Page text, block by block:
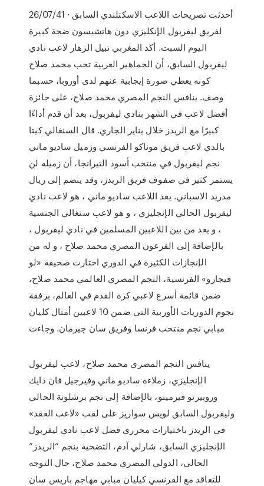
26/07/41 · أحدثت تصريحات اللاعب الاسكتلندي السابق
لفريق ليفربول الإنكليزي دون هاتشيسون ضجة كبيرة
اليوم السبت. أكد المغربي نبيل الزهار لاعب نادي
ليفربول السابق، أن الجماهير العربية تحب محمد صلاح
كونه يعطي صورة إيجابية عنهم لدى أوروبا، حسبما
وصف. ينافس النجم المصري محمد صلاح، على جائزة
أفضل لاعب في الشهر بنادي ليفربول، بعد أن قدم أداءًا
كبيرًا مع الريدز خلال يناير الجاري. قال السنغالي كيتا
بالدي لاعب فريق موناكو الفرنسي وزميل ساديو ماني
نجم ليفربول في منتخب أسود التيرانجا، أن زميله لن
يستمر كثير في صفوف فريق الريدز، وقد ينضم إلى ريال
مدريد الاسباني. يعد اللاعب ساديو ماني ، هو لاعب نادي
ليفربول الحالي الإنجليزي ، و هو لاعب سنغالي الجنسية
، و يعد من بين اللاعبين المسلمين في نادي ليفربول ،
بالإضافة إلى الفرعون المصري محمد صلاح ، و له من
الإنجازات الكثيرة في الدوري اختارت صحيفة «لو
فيجارو» الفرنسية، النجم المصري العالمي محمد صلاح،
ضمن قائمة أسرع لاعبي كرة القدم في العالم، برفقة
نجوم الدوريات الأوربية التي ضمن 10 لاعبين أمثال كليان
مبابي نجم منتخب فرنسا وفريق سان جيرمان. وجاءت
ينافس النجم المصري محمد صلاح، لاعب ليفربول
الإنجليزي، زملاءه ساديو ماني وفيرجيل فان دايك
وروبيرتو فيرمينو، بالإضافة إلى نجم برشلونة الحالي
وليفربول السابق لويس سواريز على لقب «لاعب العقد»
في الريدز باختيارات محرري فضل لاعب نادي ليفربول
الإنجليزي السابق، شارلي آدم، التضحية بنجم “الريدز”
الحالي، الدولي المصري محمد صلاح، حال التوجه
للتعاقد مع الفرنسي كيليان مبابي مهاجم باريس سان